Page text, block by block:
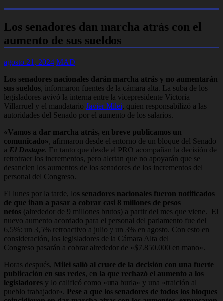
Los senadores dan marcha atrás con el
aumento de sus sueldos
agosto 21, 2024 MAD
Los senadores nacionales darán marcha atrás y no aumentarán
sus sueldos, informaron fuentes de la cámara alta. La suba de los
legisladores avivó la interna entre la vicepresidente Victoria
Villarruel y el mandatario Javier Milei, quien responsabilizó a las
autoridades del Senado por el aumento de los salarios.
«Vamos a dar marcha atrás, en breve publicamos un
comunicado», afirmaron desde el entorno de un bloque del Senado
a El Destape. En tanto que desde el PRO acompañan la decisión de
retrotraer los incrementos, pero alertan que no apoyarán que se
desanclen los aumentos de los senadores de los incrementos del
personal del Congreso.
El lunes por la tarde, los senadores nacionales fueron notificados
de que iban a pasar a cobrar casi 8 millones de pesos
netos (alrededor de 9 millones brutos) a partir del mes que viene. El
nuevo aumento acordado para el personal del parlamento fue del
6,5%: un 3,5% retroactivo a julio y un 3% en agosto. Con esto en
consideración, los legisladores de la Cámara Alta del
Congreso pasarán a cobrar alrededor de «$7.850.000 en mano».
Horas después, Milei salió al cruce de la decisión con una fuerte
publicación en sus redes, en la que rechazó el aumento a los
legisladores y lo calificó como «una burla» y una «traición al
pueblo trabajador». Pese a que los senadores de todos los bloques